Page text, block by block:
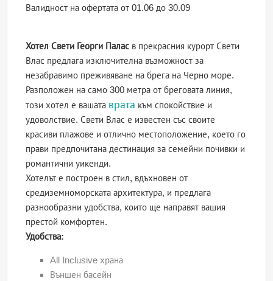
Валидност на офертатаот 01.06 до 30.09
Хотел Свети Георги Палас в прекрасния курорт Свети
Влас предлага изключителна възможност за
незабравимо преживяване на брега на Черно море.
Разположен на само 300 метра от бреговата линия,
този хотел е вашата врата към спокойствие и
удоволствие. Свети Влас е известен със своите
красиви плажове и отлично местоположение, което го
прави предпочитана дестинация за семейни почивки и
романтични уикенди.
Хотелът е построен в стил, вдъхновен от
средиземноморската архитектура, и предлага
разнообразни удобства, които ще направят вашия
престой комфортен.
Удобства:
All Inclusive храна
Външен басейн